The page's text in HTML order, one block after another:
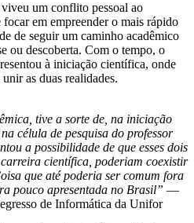
um conflito pessoal ao
em empreender o mais rápido
de seguir um caminho acadêmico
ou descoberta. Com o tempo, o
à iniciação científica, onde
as duas realidades.
tive a sorte de, na iniciação
célula de pesquisa do professor
a possibilidade de que esses dois
científica, poderiam coexistir
que até poderia ser comum fora
pouco apresentada no Brasil” —
de Informática da Unifor